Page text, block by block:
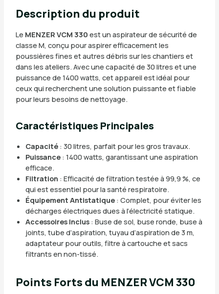
Description du produit
Le MENZER VCM 330 est un aspirateur de sécurité de
classe M, conçu pour aspirer efficacement les
poussières fines et autres débris sur les chantiers et
dans les ateliers. Avec une capacité de 30 litres et une
puissance de 1400 watts, cet appareil est idéal pour
ceux qui recherchent une solution puissante et fiable
pour leurs besoins de nettoyage.
Caractéristiques Principales
Capacité: 30 litres, parfait pour les gros travaux.
Puissance: 1400 watts, garantissant une aspiration
efficace.
Filtration : Efficacité de filtration testée à 99,9 %, ce
qui est essentiel pour la santé respiratoire.
Équipement Antistatique: Complet, pour éviter les
décharges électriques dues à l’électricité statique.
Accessoires Inclus: Buse de sol, buse ronde, buse à
joints, tube d’aspiration, tuyau d’aspiration de 3 m,
adaptateur pour outils, filtre à cartouche et sacs
filtrants en non-tissé.
Points Forts du MENZER VCM 330